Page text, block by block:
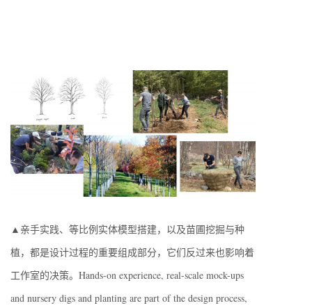
▲亲手实践、等比例实体模型搭建，以及苗圃挖掘与种
植，都是设计过程的重要组成部分，它们反过来也影响着
工作室的决策。Hands-on experience, real-scale mock-ups
and nursery digs and planting are part of the design process,